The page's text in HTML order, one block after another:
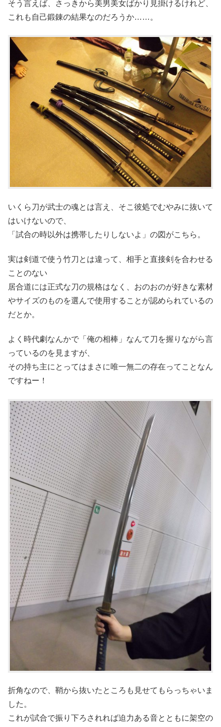
そう言えば、さっきから美男美女ばかり見掛けるけれど、
これも自己鍛錬の結果なのだろうか……。
いくら刀が武士の魂とは言え、そこ彼処でむやみに抜いて
はいけないので、
「試合の時以外は携帯したりしないよ」の図がこちら。
実は剣道で使う竹刀とは違って、相手と直接剣を合わせる
ことのない
居合道には正式な刀の規格はなく、おのおのが好きな素材
やサイズのものを選んで使用することが認められているの
だとか。
よく時代劇なんかで「俺の相棒」なんて刀を握りながら言
っているのを見ますが、
その持ち主にとってはまさに唯一無二の存在ってことなん
ですねー！
折角なので、鞘から抜いたところも見せてもらっちゃいま
した。
これが試合で振り下ろされれば迫力ある音とともに架空の